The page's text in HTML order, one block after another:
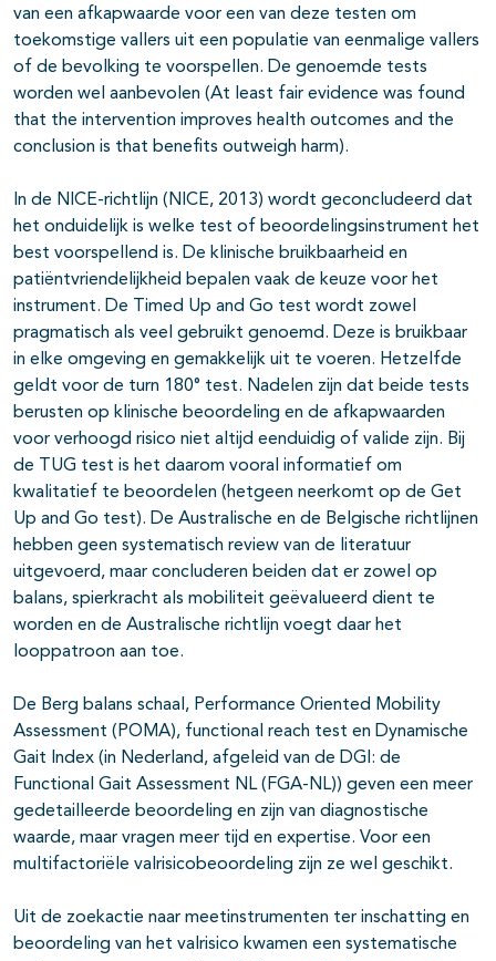
van een afkapwaarde voor een van deze testen om
toekomstige vallers uit een populatie van eenmalige vallers
of de bevolking te voorspellen. De genoemde tests
worden wel aanbevolen (At least fair evidence was found
that the intervention improves health outcomes and the
conclusion is that benefits outweigh harm).
In de NICE-richtlijn (NICE, 2013) wordt geconcludeerd dat
het onduidelijk is welke test of beoordelingsinstrument het
best voorspellend is. De klinische bruikbaarheid en
patiëntvriendelijkheid bepalen vaak de keuze voor het
instrument. De Timed Up and Go test wordt zowel
pragmatisch als veel gebruikt genoemd. Deze is bruikbaar
in elke omgeving en gemakkelijk uit te voeren. Hetzelfde
geldt voor de turn 180° test. Nadelen zijn dat beide tests
berusten op klinische beoordeling en de afkapwaarden
voor verhoogd risico niet altijd eenduidig of valide zijn. Bij
de TUG test is het daarom vooral informatief om
kwalitatief te beoordelen (hetgeen neerkomt op de Get
Up and Go test). De Australische en de Belgische richtlijnen
hebben geen systematisch review van de literatuur
uitgevoerd, maar concluderen beiden dat er zowel op
balans, spierkracht als mobiliteit geëvalueerd dient te
worden en de Australische richtlijn voegt daar het
looppatroon aan toe.
De Berg balans schaal, Performance Oriented Mobility
Assessment (POMA), functional reach test en Dynamische
Gait Index (in Nederland, afgeleid van de DGI: de
Functional Gait Assessment NL (FGA-NL)) geven een meer
gedetailleerde beoordeling en zijn van diagnostische
waarde, maar vragen meer tijd en expertise. Voor een
multifactoriële valrisicobeoordeling zijn ze wel geschikt.
Uit de zoekactie naar meetinstrumenten ter inschatting en
beoordeling van het valrisico kwamen een systematische